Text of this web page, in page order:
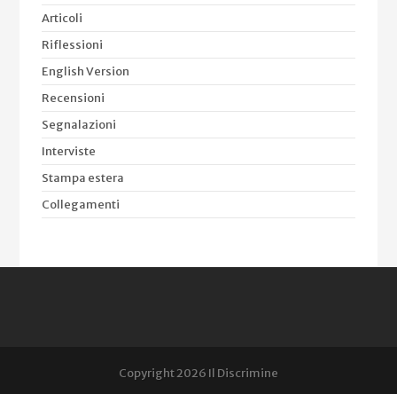
Articoli
Riflessioni
English Version
Recensioni
Segnalazioni
Interviste
Stampa estera
Collegamenti
Copyright 2026 Il Discrimine